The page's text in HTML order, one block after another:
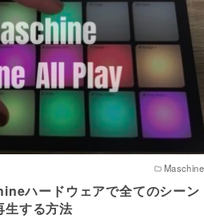
Maschine
ハードウェアで全てのシーン
生する方法